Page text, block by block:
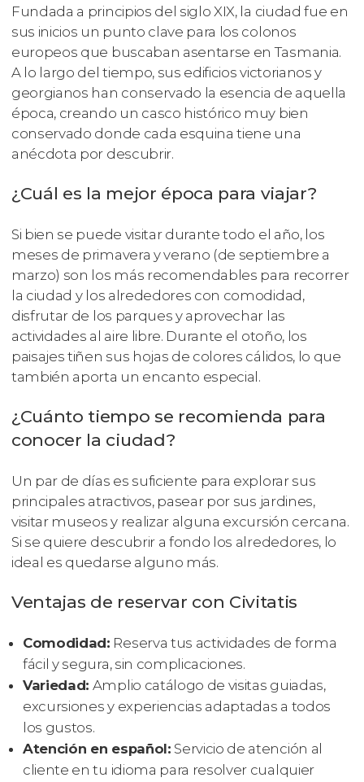
Fundada a principios del siglo XIX, la ciudad fue en
sus inicios un punto clave para los colonos
europeos que buscaban asentarse en Tasmania.
A lo largo del tiempo, sus edificios victorianos y
georgianos han conservado la esencia de aquella
época, creando un casco histórico muy bien
conservado donde cada esquina tiene una
anécdota por descubrir.
¿Cuál es la mejor época para viajar?
Si bien se puede visitar durante todo el año, los
meses de primavera y verano (de septiembre a
marzo) son los más recomendables para recorrer
la ciudad y los alrededores con comodidad,
disfrutar de los parques y aprovechar las
actividades al aire libre. Durante el otoño, los
paisajes tiñen sus hojas de colores cálidos, lo que
también aporta un encanto especial.
¿Cuánto tiempo se recomienda para
conocer la ciudad?
Un par de días es suficiente para explorar sus
principales atractivos, pasear por sus jardines,
visitar museos y realizar alguna excursión cercana.
Si se quiere descubrir a fondo los alrededores, lo
ideal es quedarse alguno más.
Ventajas de reservar con Civitatis
Comodidad: Reserva tus actividades de forma
fácil y segura, sin complicaciones.
Variedad: Amplio catálogo de visitas guiadas,
excursiones y experiencias adaptadas a todos
los gustos.
Atención en español: Servicio de atención al
cliente en tu idioma para resolver cualquier